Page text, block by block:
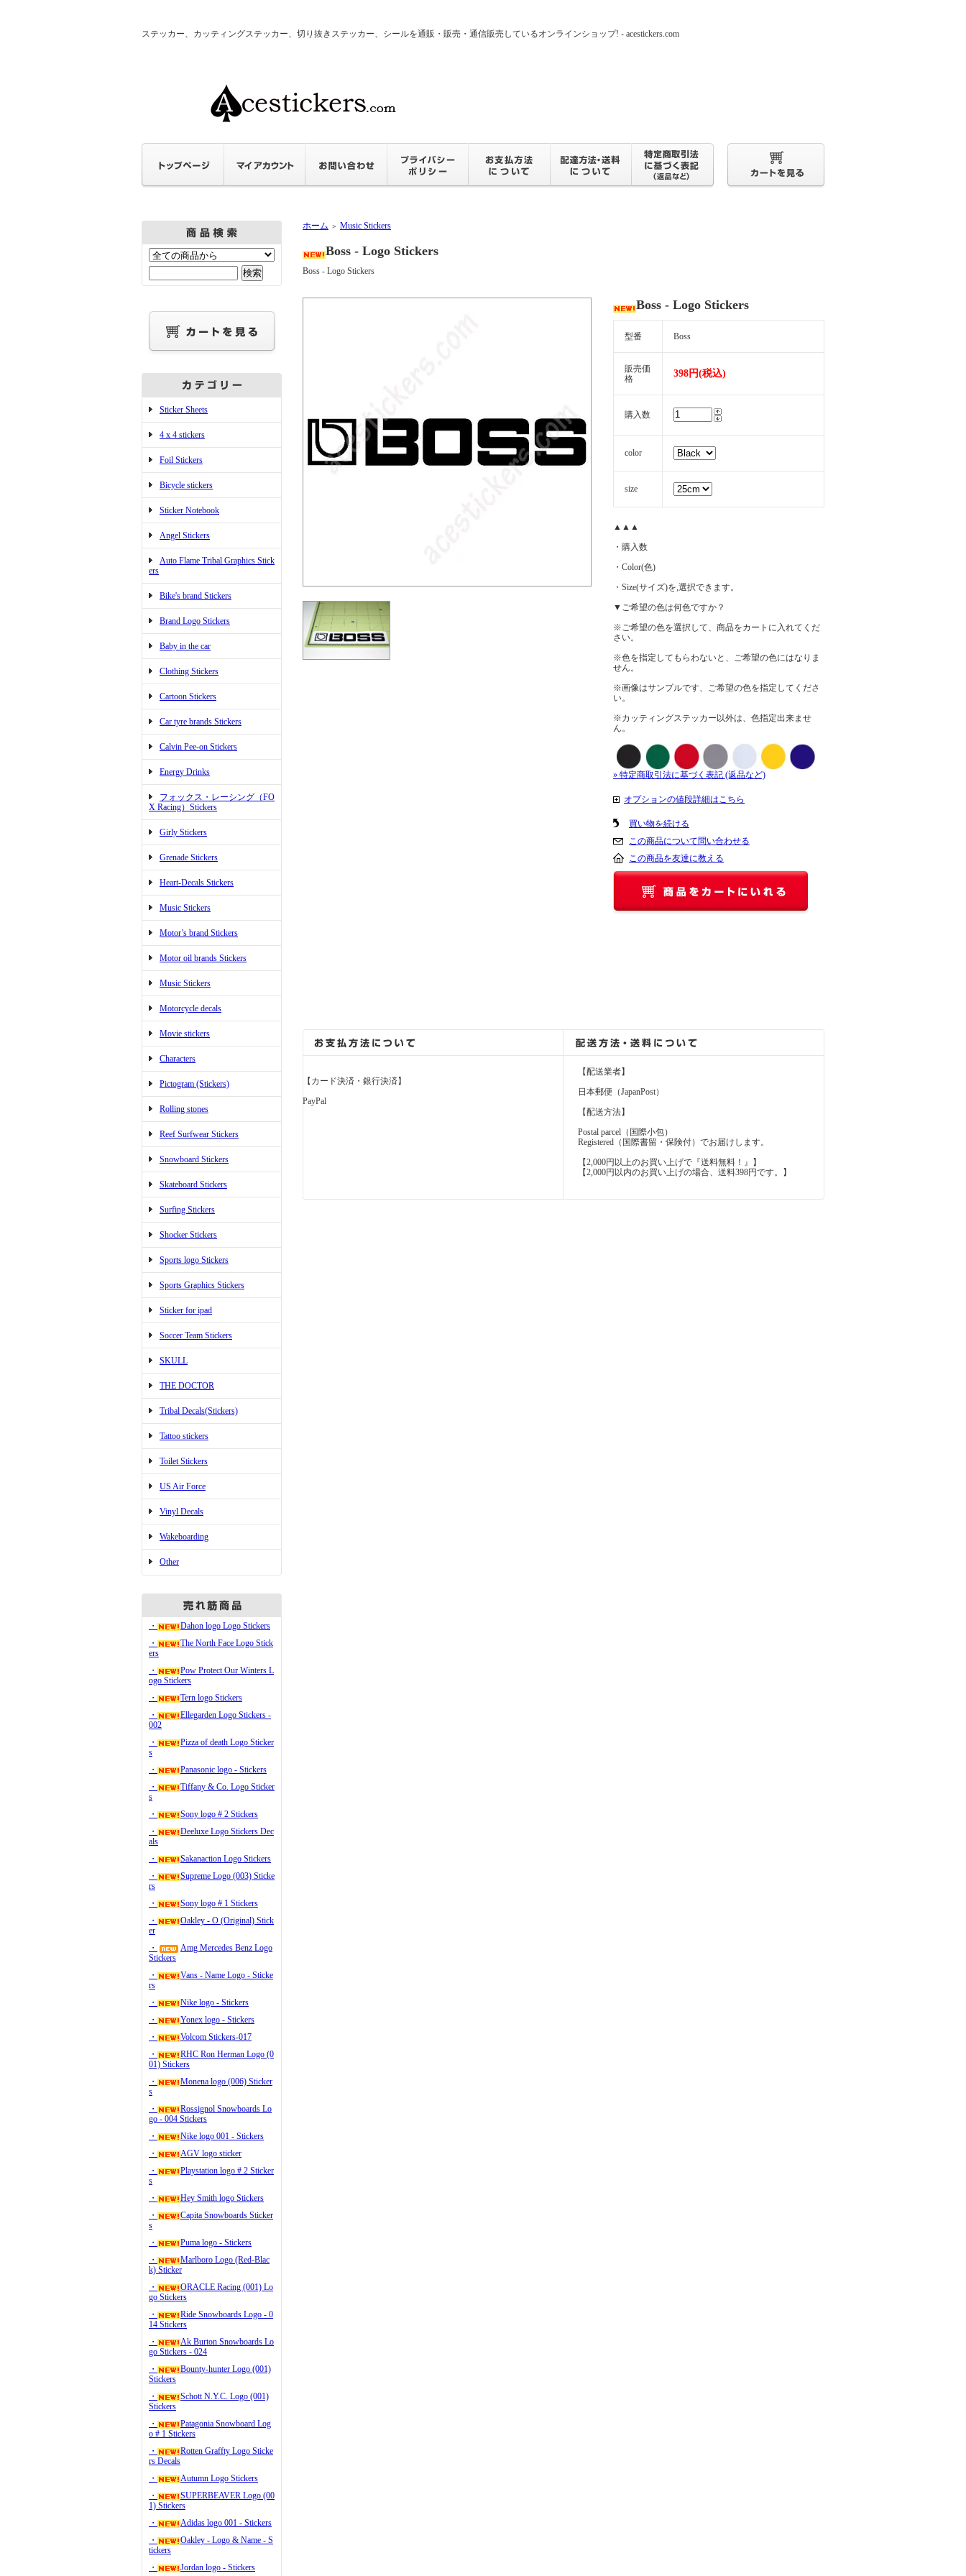
ステッカー、カッティングステッカー、切り抜きステッカー、シールを通販・販売・通信販売しているオンラインショップ! - acestickers.com
Sticker Sheets
4 x 4 stickers
Foil Stickers
Bicycle stickers
Sticker Notebook
Angel Stickers
Auto Flame Tribal Graphics Stick
ers
Bike's brand Stickers
Brand Logo Stickers
Baby in the car
Clothing Stickers
Cartoon Stickers
Car tyre brands Stickers
Calvin Pee-on Stickers
Energy Drinks
フォックス・レーシング（FO
X Racing）Stickers
Girly Stickers
Grenade Stickers
Heart-Decals Stickers
Music Stickers
Motor’s brand Stickers
Motor oil brands Stickers
Music Stickers
Motorcycle decals
Movie stickers
Characters
Pictogram (Stickers)
Rolling stones
Reef Surfwear Stickers
Snowboard Stickers
Skateboard Stickers
Surfing Stickers
Shocker Stickers
Sports logo Stickers
Sports Graphics Stickers
Sticker for ipad
Soccer Team Stickers
SKULL
THE DOCTOR
Tribal Decals(Stickers)
Tattoo stickers
Toilet Stickers
US Air Force
Vinyl Decals
Wakeboarding
Other
・
Dahon logo Logo Stickers
・
The North Face Logo Stick
ers
・
Pow Protect Our Winters L
ogo Stickers
・
Tern logo Stickers
・
Ellegarden Logo Stickers -
002
・
Pizza of death Logo Sticker
s
・
Panasonic logo - Stickers
・
Tiffany & Co. Logo Sticker
s
・
Sony logo # 2 Stickers
・
Deeluxe Logo Stickers Dec
als
・
Sakanaction Logo Stickers
・
Supreme Logo (003) Sticke
rs
・
Sony logo # 1 Stickers
・
Oakley - O (Original) Stick
er
・
Amg Mercedes Benz Logo
Stickers
・
Vans - Name Logo - Sticke
rs
・
Nike logo - Stickers
・
Yonex logo - Stickers
・
Volcom Stickers-017
・
RHC Ron Herman Logo (0
01) Stickers
・
Monena logo (006) Sticker
s
・
Rossignol Snowboards Lo
go - 004 Stickers
・
Nike logo 001 - Stickers
・
AGV logo sticker
・
Playstation logo # 2 Sticker
s
・
Hey Smith logo Stickers
・
Capita Snowboards Sticker
s
・
Puma logo - Stickers
・
Marlboro Logo (Red-Blac
k) Sticker
・
ORACLE Racing (001) Lo
go Stickers
・
Ride Snowboards Logo - 0
14 Stickers
・
Ak Burton Snowboards Lo
go Stickers - 024
・
Bounty-hunter Logo (001)
Stickers
・
Schott N.Y.C. Logo (001)
Stickers
・
Patagonia Snowboard Log
o # 1 Stickers
・
Rotten Graffty Logo Sticke
rs Decals
・
Autumn Logo Stickers
・
SUPERBEAVER Logo (00
1) Stickers
・
Adidas logo 001 - Stickers
・
Oakley - Logo & Name - S
tickers
・
Jordan logo - Stickers
ホーム ＞ Music Stickers
Boss - Logo Stickers
Boss - Logo Stickers
Boss - Logo Stickers
型番 Boss
販売価
格
398円(税込)
購入数
color
size
▲▲▲
・購入数
・Color(色)
・Size(サイズ)を,選択できます。
▼ご希望の色は何色ですか？
※ご希望の色を選択して、商品をカートに入れてくだ
さい。
※色を指定してもらわないと、ご希望の色にはなりま
せん。
※画像はサンプルです、ご希望の色を指定してくださ
い。
※カッティングステッカー以外は、色指定出来ませ
ん。
» 特定商取引法に基づく表記 (返品など)
オプションの値段詳細はこちら
買い物を続ける
この商品について問い合わせる
この商品を友達に教える
【カード決済・銀行決済】
PayPal
【配送業者】
日本郵便（JapanPost）
【配送方法】
Postal parcel（国際小包）
Registered（国際書留・保険付）でお届けします。
【2,000円以上のお買い上げで『送料無料！』】
【2,000円以内のお買い上げの場合、送料398円です。】